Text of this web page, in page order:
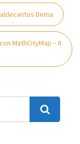
Dema
MathCityMap – II